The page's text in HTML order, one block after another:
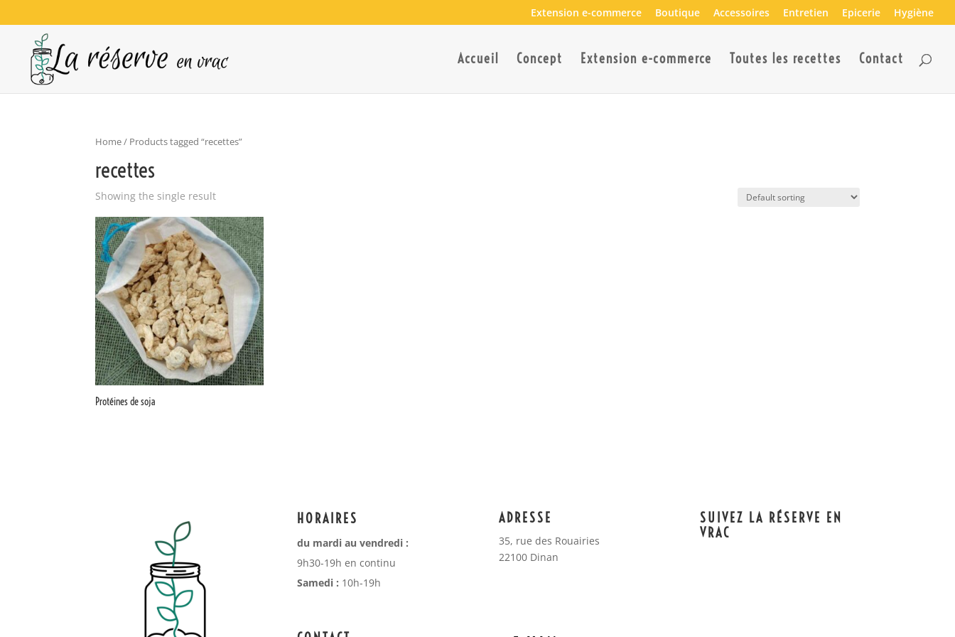
Extension e-commerce Boutique Accessoires Entretien Epicerie Hygiène
Accueil Concept Extension e-commerce Toutes les recettes Contact
Home/ Products tagged “recettes”
recettes
Showing the single result
Protéines de soja
HORAIRES
du mardi au vendredi :
9h30-19h en continu
Samedi : 10h-19h
ADRESSE
35, rue des Rouairies
22100 Dinan
SUIVEZ LA RÉSERVE EN
VRAC